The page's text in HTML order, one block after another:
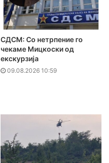
СДСМ: Со нетрпение го
чекаме Мицкоски од
екскурзија
09.08.2026 10:59